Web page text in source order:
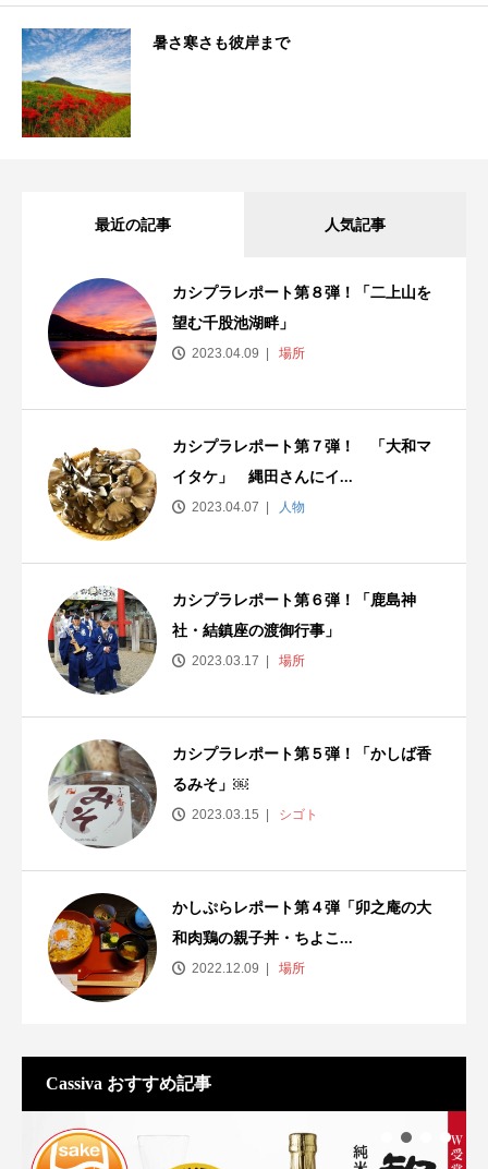
暑さ寒さも彼岸まで
最近の記事 人気記事
カシプラレポート第８弾！「二上山を
望む千股池湖畔」
2023.04.09 場所
カシプラレポート第７弾！ 「大和マ
イタケ」 縄田さんにイ...
2023.04.07 人物
カシプラレポート第６弾！「鹿島神
社・結鎮座の渡御行事」
2023.03.17 場所
カシプラレポート第５弾！「かしば香
るみそ」￼
2023.03.15 シゴト
かしぷらレポート第４弾「卯之庵の大
和肉鶏の親子丼・ちよこ...
2022.12.09 場所
Cassiva おすすめ記事